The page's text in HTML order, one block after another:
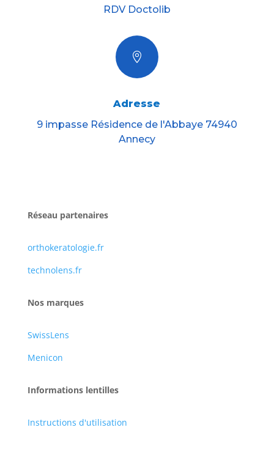
RDV Doctolib

Adresse
9 impasse Résidence de l'Abbaye 74940
Annecy
Réseau partenaires
orthokeratologie.fr
technolens.fr
Nos marques
SwissLens
Menicon
Informations lentilles
Instructions d'utilisation